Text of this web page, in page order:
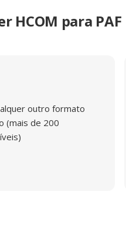
HCOM para PAF
outro formato
(mais de 200